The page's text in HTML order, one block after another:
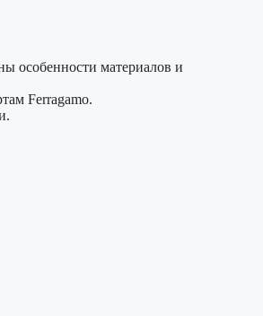
особенности материалов и
Ferragamo.